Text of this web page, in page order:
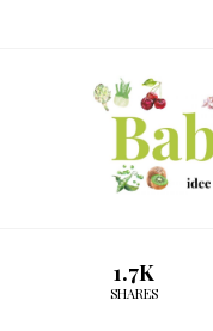
1.7K
SHARES